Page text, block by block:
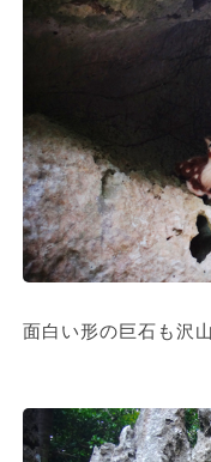
面白い形の巨石も沢